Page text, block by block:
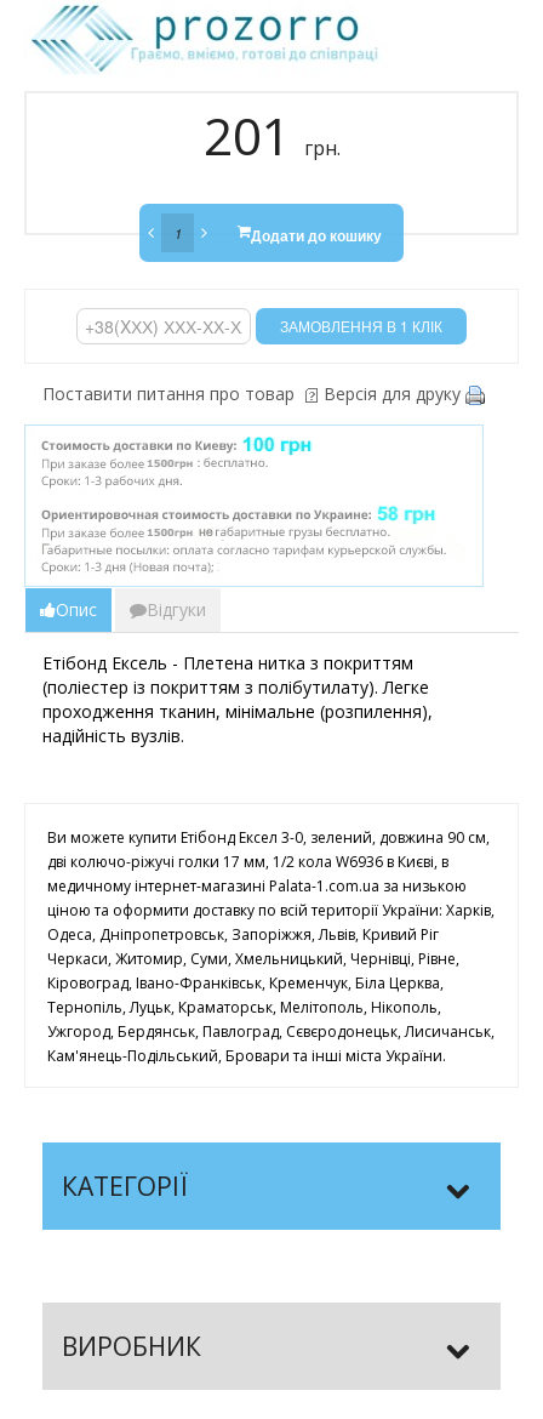
201 грн.
Додати до кошику
Поставити питання про товар Версія для друку
Опис Відгуки
Етібонд Ексель - Плетена нитка з покриттям
(поліестер із покриттям з полібутилату). Легке
проходження тканин, мінімальне (розпилення),
надійність вузлів.
Ви можете купити Етібонд Ексел 3-0, зелений, довжина 90 см,
дві колючо-ріжучі голки 17 мм, 1/2 кола W6936 в Києві, в
медичному інтернет-магазині Palata-1.com.ua за низькою
ціною та оформити доставку по всій території України: Харків,
Одеса, Дніпропетровськ, Запоріжжя, Львів, Кривий Ріг
Черкаси, Житомир, Суми, Хмельницький, Чернівці, Рівне,
Кіровоград, Івано-Франківськ, Кременчук, Біла Церква,
Тернопіль, Луцьк, Краматорськ, Мелітополь, Нікополь,
Ужгород, Бердянськ, Павлоград, Сєвєродонецьк, Лисичанськ,
Кам'янець-Подільський, Бровари та інші міста України.
КАТЕГОРІЇ
ВИРОБНИК